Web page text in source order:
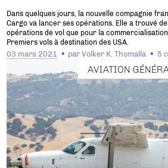
Dans quelques jours, la nouvelle compagnie
Cargo va lancer ses opérations. Elle a trouvé
opérations de vol que pour la
Premiers vols à destination des USA.
03 mars 2021 parVolker K. Thomalla 5
AVIATION